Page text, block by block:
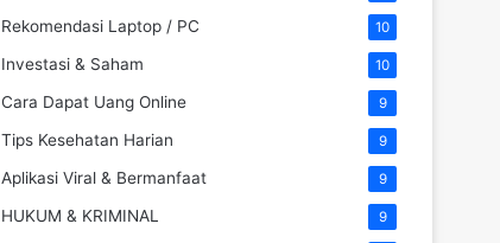
Rekomendasi Laptop / PC 10
Investasi & Saham 10
Cara Dapat Uang Online 9
Tips Kesehatan Harian 9
Aplikasi Viral & Bermanfaat 9
HUKUM & KRIMINAL 9